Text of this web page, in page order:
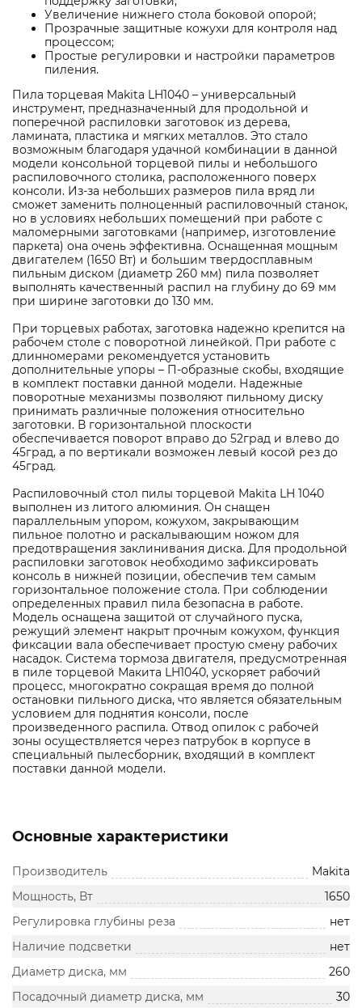
Увеличение нижнего стола боковой опорой;
Прозрачные защитные кожухи для контроля над
процессом;
Простые регулировки и настройки параметров
пиления.
Пила торцевая Makita LH1040 – универсальный
инструмент, предназначенный для продольной и
поперечной распиловки заготовок из дерева,
ламината, пластика и мягких металлов. Это стало
возможным благодаря удачной комбинации в данной
модели консольной торцевой пилы и небольшого
распиловочного столика, расположенного поверх
консоли. Из-за небольших размеров пила вряд ли
сможет заменить полноценный распиловочный станок,
но в условиях небольших помещений при работе с
маломерными заготовками (например, изготовление
паркета) она очень эффективна. Оснащенная мощным
двигателем (1650 Вт) и большим твердосплавным
пильным диском (диаметр 260 мм) пила позволяет
выполнять качественный распил на глубину до 69 мм
при ширине заготовки до 130 мм.
При торцевых работах, заготовка надежно крепится на
рабочем столе с поворотной линейкой. При работе с
длинномерами рекомендуется установить
дополнительные упоры – П-образные скобы, входящие
в комплект поставки данной модели. Надежные
поворотные механизмы позволяют пильному диску
принимать различные положения относительно
заготовки. В горизонтальной плоскости
обеспечивается поворот вправо до 52град и влево до
45град, а по вертикали возможен левый косой рез до
45град.
Распиловочный стол пилы торцевой Makita LH 1040
выполнен из литого алюминия. Он снащен
параллельным упором, кожухом, закрывающим
пильное полотно и раскалывающим ножом для
предотвращения заклинивания диска. Для продольной
распиловки заготовок необходимо зафиксировать
консоль в нижней позиции, обеспечив тем самым
горизонтальное положение стола. При соблюдении
определенных правил пила безопасна в работе.
Модель оснащена защитой от случайного пуска,
режущий элемент накрыт прочным кожухом, функция
фиксации вала обеспечивает простую смену рабочих
насадок. Система тормоза двигателя, предусмотренная
в пиле торцевой Макита LH1040, ускоряет рабочий
процесс, многократно сокращая время до полной
остановки пильного диска, что является обязательным
условием для поднятия консоли, после
произведенного распила. Отвод опилок с рабочей
зоны осуществляется через патрубок в корпусе в
специальный пылесборник, входящий в комплект
поставки данной модели.
Основные характеристики
Производитель
Makita
Мощность, Вт
1650
Регулировка глубины реза
нет
Наличие подсветки
нет
Диаметр диска, мм
260
Посадочный диаметр диска, мм
30